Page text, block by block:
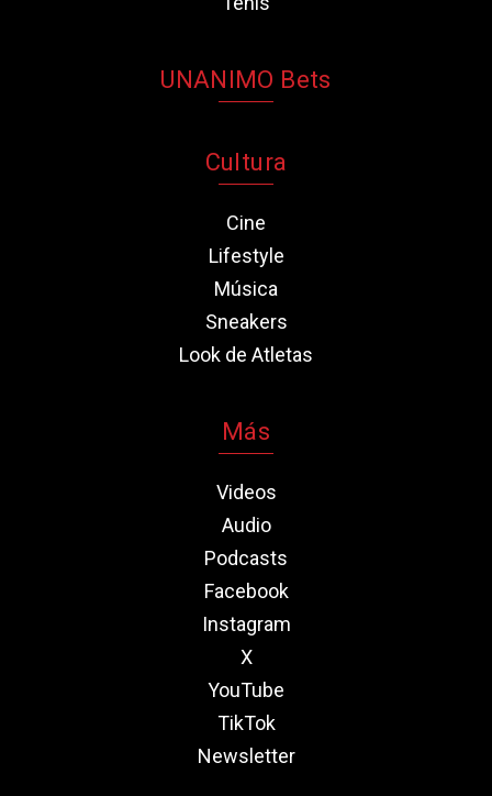
UNANIMO Bets
Cultura
Cine
Lifestyle
Música
Sneakers
Look de Atletas
Más
Videos
Audio
Podcasts
Facebook
Instagram
X
YouTube
TikTok
Newsletter